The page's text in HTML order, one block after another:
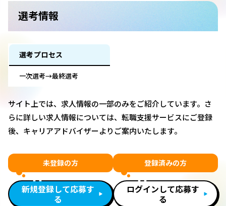
選考情報
選考プロセス
一次選考→最終選考
サイト上では、求人情報の一部のみをご紹介しています。さ
らに詳しい求人情報については、転職支援サービスにご登録
後、キャリアアドバイザーよりご案内いたします。
未登録の方
新規登録して応募す
る
登録済みの方
ログインして応募す
る